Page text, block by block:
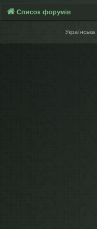
Список форумів
Українська